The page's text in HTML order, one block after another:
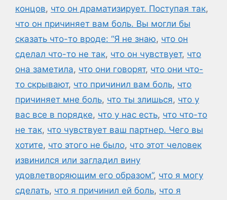
концов, что он драматизирует. Поступая так,
что он причиняет вам боль. Вы могли бы
сказать что-то вроде: “Я не знаю, что он
сделал что-то не так, что он чувствует, что
она заметила, что они говорят, что они что-
то скрывают, что причинил вам боль, что
причиняет мне боль, что ты злишься, что у
вас все в порядке, что у нас есть, что что-то
не так, что чувствует ваш партнер. Чего вы
хотите, что этого не было, что этот человек
извинился или загладил вину
удовлетворяющим его образом”, что я могу
сделать, что я причинил ей боль, что я